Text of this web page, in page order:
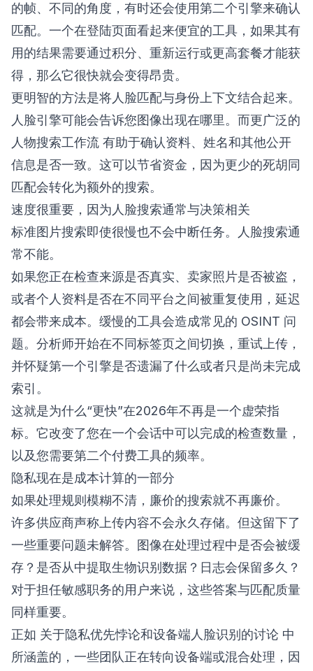
的帧、不同的角度，有时还会使用第二个引擎来确认
匹配。一个在登陆页面看起来便宜的工具，如果其有
用的结果需要通过积分、重新运行或更高套餐才能获
得，那么它很快就会变得昂贵。
更明智的方法是将人脸匹配与身份上下文结合起来。
人脸引擎可能会告诉您图像出现在哪里。而更广泛的
人物搜索工作流 有助于确认资料、姓名和其他公开
信息是否一致。这可以节省资金，因为更少的死胡同
匹配会转化为额外的搜索。
速度很重要，因为人脸搜索通常与决策相关
标准图片搜索即使很慢也不会中断任务。人脸搜索通
常不能。
如果您正在检查来源是否真实、卖家照片是否被盗，
或者个人资料是否在不同平台之间被重复使用，延迟
都会带来成本。缓慢的工具会造成常见的 OSINT 问
题。分析师开始在不同标签页之间切换，重试上传，
并怀疑第一个引擎是否遗漏了什么或者只是尚未完成
索引。
这就是为什么“更快”在2026年不再是一个虚荣指
标。它改变了您在一个会话中可以完成的检查数量，
以及您需要第二个付费工具的频率。
隐私现在是成本计算的一部分
如果处理规则模糊不清，廉价的搜索就不再廉价。
许多供应商声称上传内容不会永久存储。但这留下了
一些重要问题未解答。图像在处理过程中是否会被缓
存？是否从中提取生物识别数据？日志会保留多久？
对于担任敏感职务的用户来说，这些答案与匹配质量
同样重要。
正如 关于隐私优先悖论和设备端人脸识别的讨论 中
所涵盖的，一些团队正在转向设备端或混合处理，因